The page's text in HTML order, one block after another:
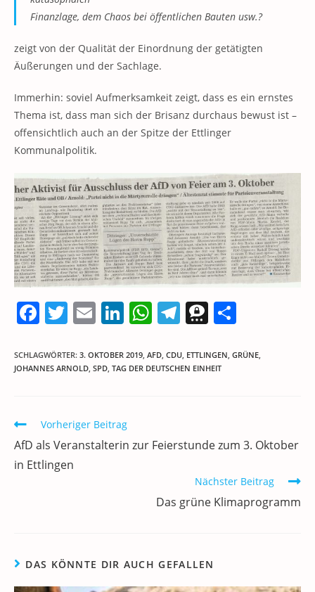
Finanzlage, dem Chaos bei öffentlichen Bauten usw.?
zeigt von der Qualität der Einordnung der getätigten
Äußerungen und der Sachlage.
Immerhin: soviel Aufmerksamkeit zeigt, dass es ein ernstes
Thema ist, dass man sich der Brisanz durchaus bewust ist –
offensichtlich auch an der Spitze der Ettlinger
Kommunalpolitik.
F
c
e
o
o
k
T
itt
er
E
ai
l
Li
k
e
n
W
at
s
p
T
e
gr
T
re
e
le
SCHLAGWÖRTER: 3. OKTOBER 2019 AFD CDU ETTLINGEN GRÜNE
JOHANNES ARNOLD SPD TAG DER DEUTSCHEN EINHEIT
Weitere
ansehen
Vorheriger Beitrag
AfD als Veranstalterin zur Feierstunde zum 3. Oktober
in Ettlingen
Nächster Beitrag
Das grüne Klimaprogramm
DAS KÖNNTE DIR AUCH GEFALLEN